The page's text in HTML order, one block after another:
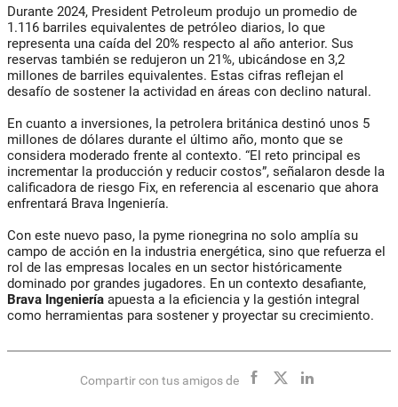
Durante 2024, President Petroleum produjo un promedio de
1.116 barriles equivalentes de petróleo diarios, lo que
representa una caída del 20% respecto al año anterior. Sus
reservas también se redujeron un 21%, ubicándose en 3,2
millones de barriles equivalentes. Estas cifras reflejan el
desafío de sostener la actividad en áreas con declino natural.
En cuanto a inversiones, la petrolera británica destinó unos 5
millones de dólares durante el último año, monto que se
considera moderado frente al contexto. “El reto principal es
incrementar la producción y reducir costos”, señalaron desde la
calificadora de riesgo Fix, en referencia al escenario que ahora
enfrentará Brava Ingeniería.
Con este nuevo paso, la pyme rionegrina no solo amplía su
campo de acción en la industria energética, sino que refuerza el
rol de las empresas locales en un sector históricamente
dominado por grandes jugadores. En un contexto desafiante,
Brava Ingeniería apuesta a la eficiencia y la gestión integral
como herramientas para sostener y proyectar su crecimiento.
Compartir con tus amigos de